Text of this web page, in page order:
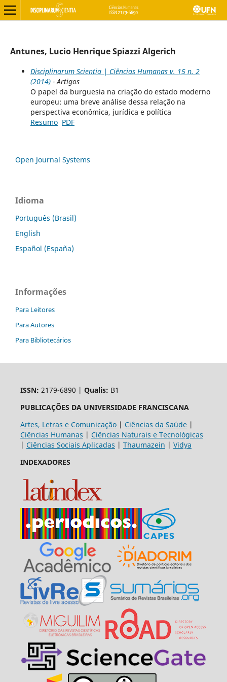
Antunes, Lucio Henrique Spiazzi Algerich
Disciplinarum Scientia | Ciências Humanas v. 15 n. 2
(2014)- Artigos
O papel da burguesia na criação do estado moderno
europeu: uma breve análise dessa relação na
perspectiva econômica, jurídica e política
Resumo PDF
Open Journal Systems
Idioma
Português (Brasil)
English
Español (España)
Informações
Para Leitores
Para Autores
Para Bibliotecários
ISSN: 2179-6890 | Qualis: B1
PUBLICAÇÕES DA UNIVERSIDADE FRANCISCANA
Artes, Letras e Comunicação| Ciências da Saúde|
Ciências Humanas | Ciências Naturais e Tecnológicas
| Ciências Sociais Aplicadas | Thaumazein | Vidya
INDEXADORES